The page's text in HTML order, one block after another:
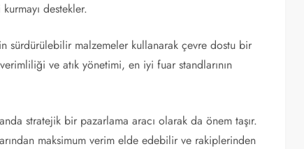
destekler.
sürdürülebilir malzemeler kullanarak çevre dostu bir
ve atık yönetimi, en iyi fuar standlarının
stratejik bir pazarlama aracı olarak da önem taşır.
maksimum verim elde edebilir ve rakiplerinden